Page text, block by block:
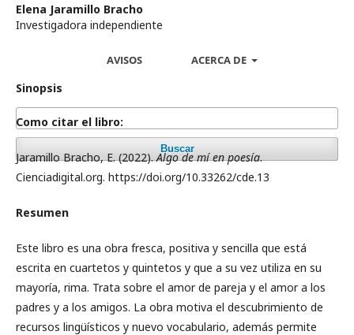
AVISOS ACERCA DE
Buscar
Elena Jaramillo Bracho
Investigadora independiente
Sinopsis
Como citar el libro:
Jaramillo Bracho, E. (2022).Algo de mí en poesía.
Cienciadigital.org. https://doi.org/10.33262/cde.13
Resumen
Este libro es una obra fresca, positiva y sencilla que está
escrita en cuartetos y quintetos y que a su vez utiliza en su
mayoría, rima. Trata sobre el amor de pareja y el amor a los
padres y a los amigos. La obra motiva el descubrimiento de
recursos lingüísticos y nuevo vocabulario, además permite